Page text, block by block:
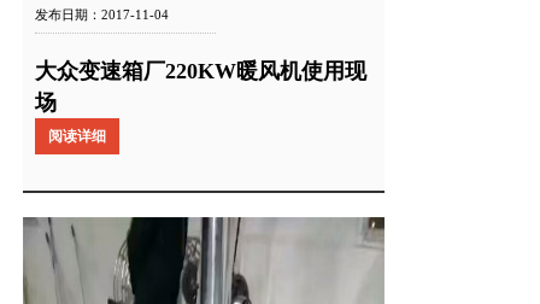
发布日期：2017-11-04
大众变速箱厂220KW暖风机使用现
场
阅读详细